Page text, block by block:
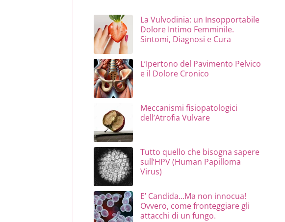
La Vulvodinia: un Insopportabile
Dolore Intimo Femminile.
Sintomi, Diagnosi e Cura
L’Ipertono del Pavimento Pelvico
e il Dolore Cronico
Meccanismi fisiopatologici
dell’Atrofia Vulvare
Tutto quello che bisogna sapere
sull’HPV (Human Papilloma
Virus)
E’ Candida…Ma non innocua!
Ovvero, come fronteggiare gli
attacchi di un fungo.